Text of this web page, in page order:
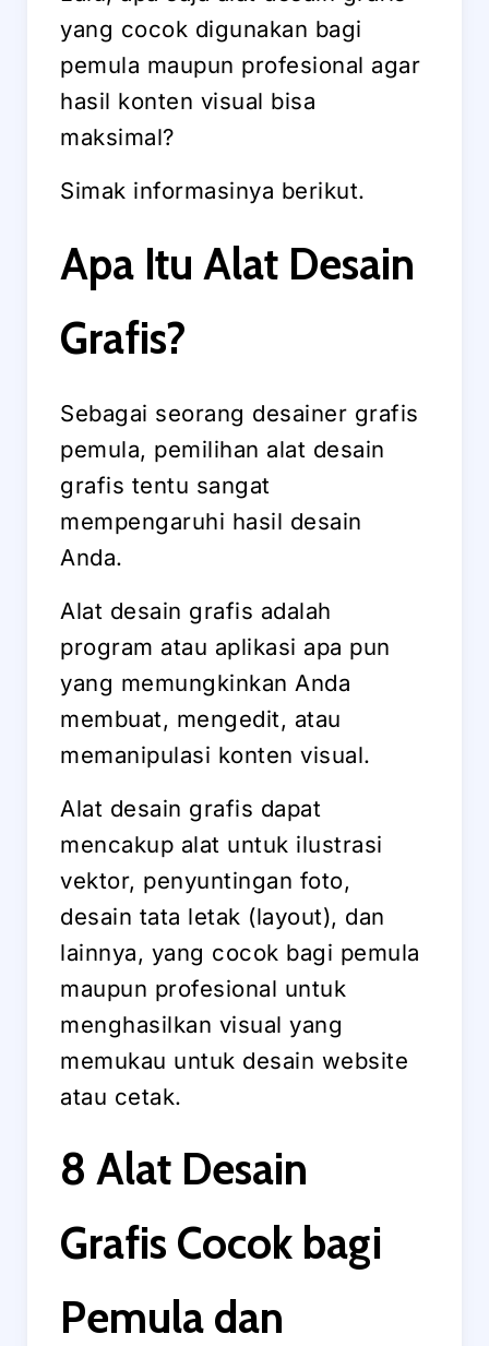
yang cocok digunakan bagi
pemula maupun profesional agar
hasil konten visual bisa
maksimal?
Simak informasinya berikut.
Apa Itu Alat Desain
Grafis?
Sebagai seorang desainer grafis
pemula, pemilihan alat desain
grafis tentu sangat
mempengaruhi hasil desain
Anda.
Alat desain grafis adalah
program atau aplikasi apa pun
yang memungkinkan Anda
membuat, mengedit, atau
memanipulasi konten visual.
Alat desain grafis dapat
mencakup alat untuk ilustrasi
vektor, penyuntingan foto,
desain tata letak (layout), dan
lainnya, yang cocok bagi pemula
maupun profesional untuk
menghasilkan visual yang
memukau untuk desain website
atau cetak.
8 Alat Desain
Grafis Cocok bagi
Pemula dan